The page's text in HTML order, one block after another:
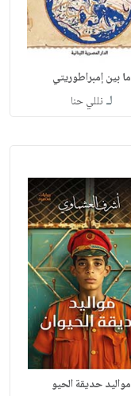
ما بين إمبراطوريتي
لـ نللي حنا
مواليد حديقة الحيو